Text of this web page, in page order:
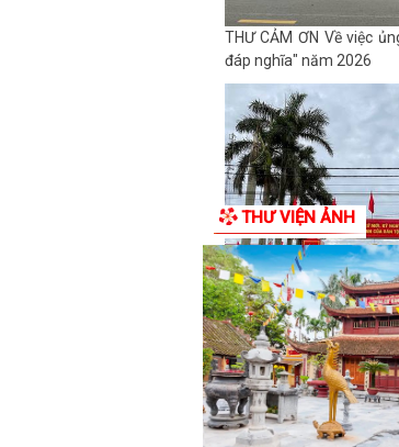
THƯ CẢM ƠN Về việc
đáp nghĩa" năm 2026
UBND XÃ VĨNH AM TỔ
GIAO BAN SẢN
THÁNG 8 NĂM 2026.
THƯ VIỆN ẢNH